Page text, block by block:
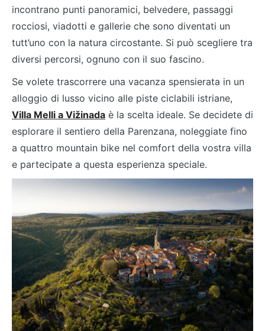
incontrano punti panoramici, belvedere, passaggi
rocciosi, viadotti e gallerie che sono diventati un
tutt’uno con la natura circostante. Si può scegliere tra
diversi percorsi, ognuno con il suo fascino.
Se volete trascorrere una vacanza spensierata in un
alloggio di lusso vicino alle piste ciclabili istriane,
Villa Melli a Vižinada è la scelta ideale. Se decidete di
esplorare il sentiero della Parenzana, noleggiate fino
a quattro mountain bike nel comfort della vostra villa
e partecipate a questa esperienza speciale.